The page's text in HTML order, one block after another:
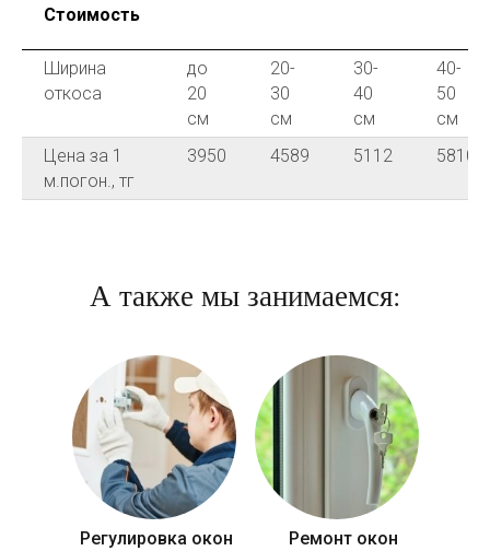
Стоимость
Ширина
откоса
до
20
см
20-
30
см
30-
40
см
40-
50
см
Цена за 1
м.погон., тг
3950 4589 5112 5810
А также мы занимаемся:
Регулировка окон Ремонт окон